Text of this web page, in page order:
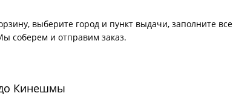
выберите город и пункт выдачи, заполните все
соберем и отправим заказ.
до Кинешмы